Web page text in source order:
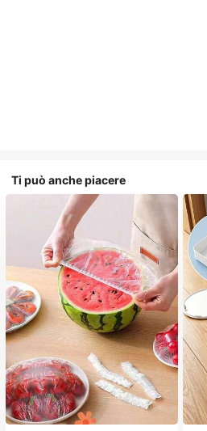
Ti può anche piacere